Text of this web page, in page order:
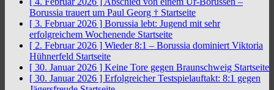
Borussia trauert um Paul Georg † Startseite
[ 3. Februar 2026 ] Borussia lebt: Jugend mit sehr
erfolgreichem Wochenende Startseite
[ 2. Februar 2026 ] Wieder 8:1 – Borussia dominiert Viktoria
Hühnerfeld Startseite
[ 30. Januar 2026 ] Keine Tore gegen Braunschweig Startseite
[ 30. Januar 2026 ] Erfolgreicher Testspielauftakt: 8:1 gegen